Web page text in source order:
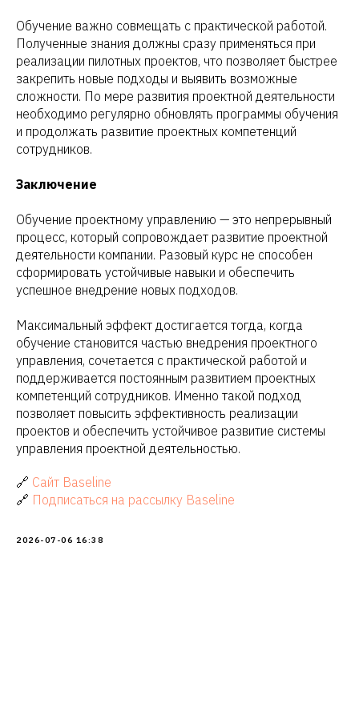
Обучение важно совмещать с практической работой.
Полученные знания должны сразу применяться при
реализации пилотных проектов, что позволяет быстрее
закрепить новые подходы и выявить возможные
сложности. По мере развития проектной деятельности
необходимо регулярно обновлять программы обучения
и продолжать развитие проектных компетенций
сотрудников.
Заключение
Обучение проектному управлению — это непрерывный
процесс, который сопровождает развитие проектной
деятельности компании. Разовый курс не способен
сформировать устойчивые навыки и обеспечить
успешное внедрение новых подходов.
Максимальный эффект достигается тогда, когда
обучение становится частью внедрения проектного
управления, сочетается с практической работой и
поддерживается постоянным развитием проектных
компетенций сотрудников. Именно такой подход
позволяет повысить эффективность реализации
проектов и обеспечить устойчивое развитие системы
управления проектной деятельностью.
🔗 Сайт Baseline
🔗 Подписаться на рассылку Baseline
2026-07-06 16:38
конфиденцильности и пользовательским
соглашением
+7 (937) 286-78-97
report@baseline-kzn.ru
Присоединиться к комьюнити
Обсудить задачу